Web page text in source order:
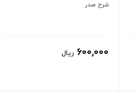
شرح صدر
600,000 ریال